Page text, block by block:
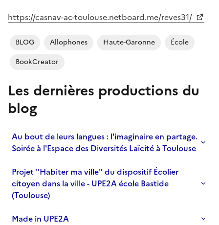
https://casnav-ac-toulouse.netboard.me/reves31/
BLOG Allophones Haute-Garonne
École
BookCreator
Les dernières productions du
blog
Au bout de leurs langues : l'imaginaire en partage.
Soirée à l'Espace des Diversités Laïcité à Toulouse
Projet "Habiter ma ville" du dispositif Écolier
citoyen dans la ville - UPE2A école Bastide
(Toulouse)
Made in UPE2A